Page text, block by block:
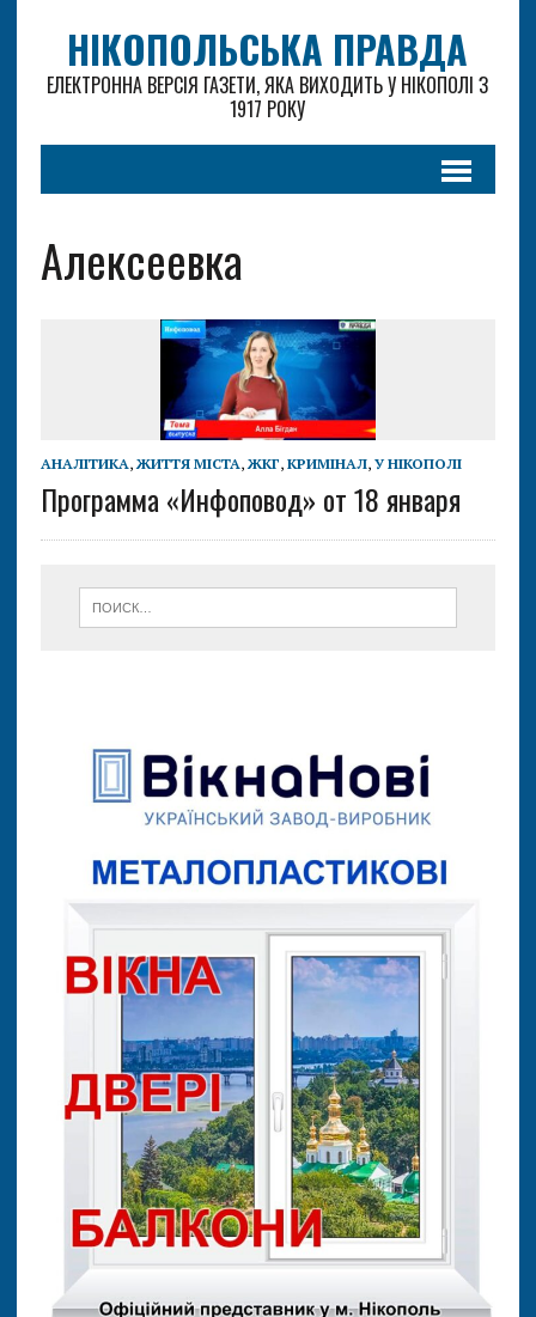
НІКОПОЛЬСЬКА ПРАВДА
ЕЛЕКТРОННА ВЕРСІЯ ГАЗЕТИ, ЯКА ВИХОДИТЬ У НІКОПОЛІ З
1917 РОКУ
Алексеевка
АНАЛІТИКА,ЖИТТЯ МІСТА,ЖКГ, КРИМІНАЛ, У НІКОПОЛІ
Программа «Инфоповод» от 18 января